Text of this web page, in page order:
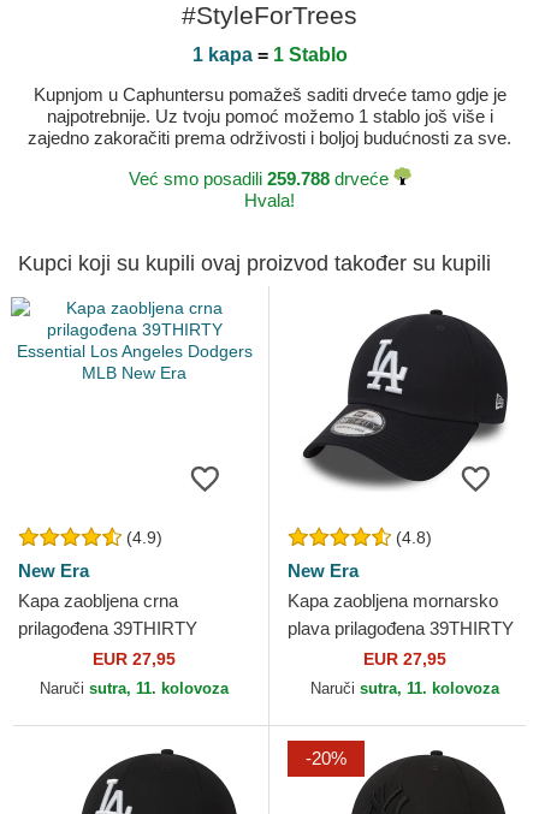
#StyleForTrees
1 kapa= 1 Stablo
Kupnjom u Caphuntersu pomažeš saditi drveće tamo gdje je
najpotrebnije. Uz tvoju pomoć možemo 1 stablo još više i
zajedno zakoračiti prema održivosti i boljoj budućnosti za sve.
Već smo posadili 259.788drveće
Hvala!
Kupci koji su kupili ovaj proizvod također su kupili
(4.9)
New Era
Kapa zaobljena crna
prilagođena 39THIRTY
Essential Los Angeles
Dodgers MLB New Era
EUR 27,95
Naruči sutra, 11. kolovoza
(4.8)
New Era
Kapa zaobljena mornarsko
plava prilagođena 39THIRTY
Classic Los Angeles Dodgers
MLB New Era
EUR 27,95
Naruči sutra, 11. kolovoza
-20%